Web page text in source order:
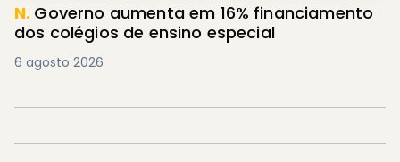
N. Governo aumenta em 16% financiamento
dos colégios de ensino especial
6 agosto 2026